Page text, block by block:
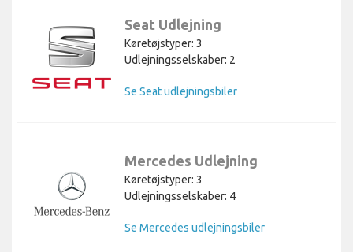
Seat Udlejning
Køretøjstyper: 3
Udlejningsselskaber: 2
Se Seat udlejningsbiler
Mercedes Udlejning
Køretøjstyper: 3
Udlejningsselskaber: 4
Se Mercedes udlejningsbiler